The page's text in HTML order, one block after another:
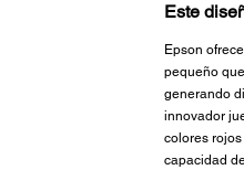
Este
Epson
pequeño
generando
innovador
colores
capacidad